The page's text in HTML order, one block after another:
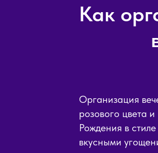
Как
Организация
розового цвета
Рождения в
вкусными